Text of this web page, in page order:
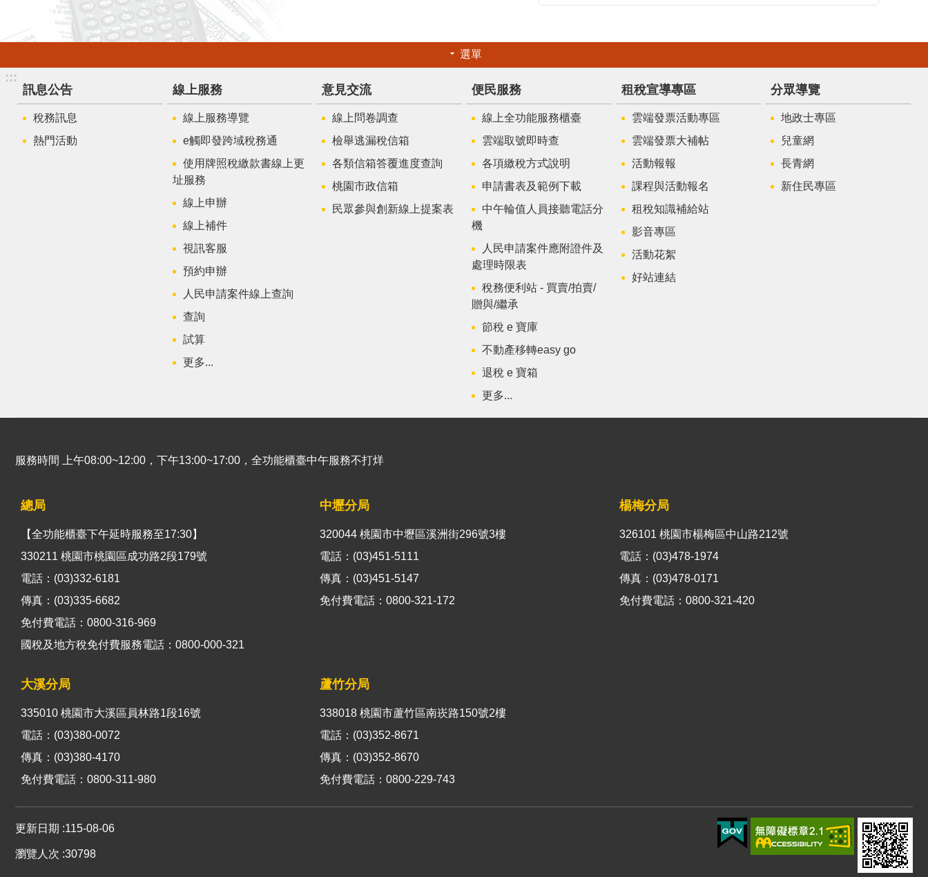
選單
:::
訊息公告
稅務訊息
熱門活動
線上服務
線上服務導覽
e觸即發跨域稅務通
使用牌照稅繳款書線上更
址服務
線上申辦
線上補件
視訊客服
預約申辦
人民申請案件線上查詢
查詢
試算
更多...
意見交流
線上問卷調查
檢舉逃漏稅信箱
各類信箱答覆進度查詢
桃園市政信箱
民眾參與創新線上提案表
便民服務
線上全功能服務櫃臺
雲端取號即時查
各項繳稅方式說明
申請書表及範例下載
中午輪值人員接聽電話分
機
人民申請案件應附證件及
處理時限表
稅務便利站 - 買賣/拍賣/
贈與/繼承
節稅 e 寶庫
不動產移轉easy go
退稅 e 寶箱
更多...
租稅宣導專區
雲端發票活動專區
雲端發票大補帖
活動報報
課程與活動報名
租稅知識補給站
影音專區
活動花絮
好站連結
分眾導覽
地政士專區
兒童網
長青網
新住民專區
服務時間 上午08:00~12:00，下午13:00~17:00，全功能櫃臺中午服務不打烊
總局
【全功能櫃臺下午延時服務至17:30】
330211 桃園市桃園區成功路2段179號
電話：(03)332-6181
傳真：(03)335-6682
免付費電話：0800-316-969
國稅及地方稅免付費服務電話：0800-000-321
中壢分局
320044 桃園市中壢區溪洲街296號3樓
電話：(03)451-5111
傳真：(03)451-5147
免付費電話：0800-321-172
楊梅分局
326101 桃園市楊梅區中山路212號
電話：(03)478-1974
傳真：(03)478-0171
免付費電話：0800-321-420
大溪分局
335010 桃園市大溪區員林路1段16號
電話：(03)380-0072
傳真：(03)380-4170
免付費電話：0800-311-980
蘆竹分局
338018 桃園市蘆竹區南崁路150號2樓
電話：(03)352-8671
傳真：(03)352-8670
免付費電話：0800-229-743
更新日期 115-08-06
瀏覽人次 30798